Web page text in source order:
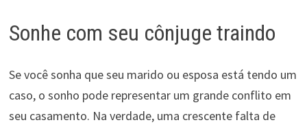
Sonhe com seu cônjuge traindo
Se você sonha que seu marido ou esposa está tendo um
caso, o sonho pode representar um grande conflito em
seu casamento. Na verdade, uma crescente falta de